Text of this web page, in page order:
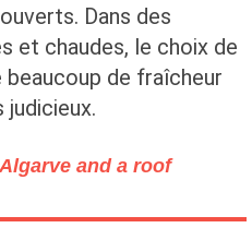
Dans des
et chaudes, le choix de
de fraîcheur
and a roof